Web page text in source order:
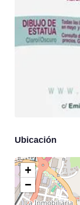
Ubicación
+
−